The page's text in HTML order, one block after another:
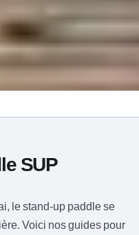
SUP
le stand-up paddle se
Voici nos guides pour